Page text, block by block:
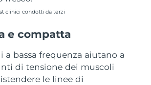
clinici condotti da terzi
e compatta
a bassa frequenza aiutano a
di tensione dei muscoli
le linee di
Uniti
Consegna stimata